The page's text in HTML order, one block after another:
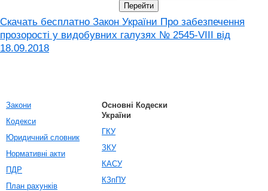
Скачать бесплатно Закон України Про забезпечення
прозорості у видобувних галузях № 2545-VIII від
18.09.2018
Закони
Кодекси
Юридичний словник
Нормативні акти
ПДР
План рахунків
Основні Кодески
України
ГКУ
ЗКУ
КАСУ
КЗпПУ